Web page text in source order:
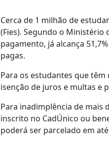
Cerca de 1 milhão de
(Fies). Segundo o Ministério
pagamento, já alcança
pagas.
Para os estudantes que têm
isenção de juros e multas e
Para inadimplência de mais
inscrito no CadÚnico ou
poderá ser parcelado em